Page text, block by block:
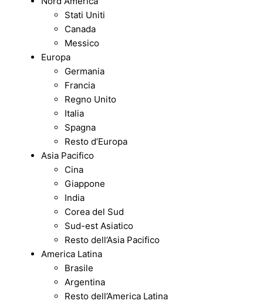
Stati Uniti
Canada
Messico
Europa
Germania
Francia
Regno Unito
Italia
Spagna
Resto d’Europa
Asia Pacifico
Cina
Giappone
India
Corea del Sud
Sud-est Asiatico
Resto dell’Asia Pacifico
America Latina
Brasile
Argentina
Resto dell’America Latina